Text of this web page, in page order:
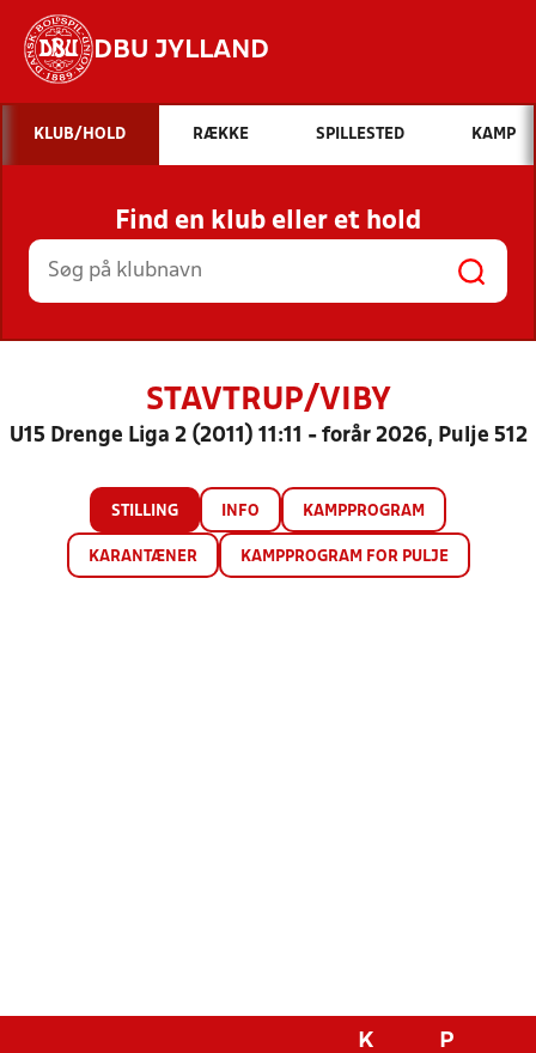
DBU JYLLAND
Hvad vil du søge efter?
INDHOLD OG NYHEDER
STILLINGER, RESULTATER, KLUBBER OG
HOLD
KLUB/HOLD RÆKKE SPILLESTED KAMP
Find en klub eller et hold
STAVTRUP/VIBY
U15 Drenge Liga 2 (2011) 11:11 - forår 2026, Pulje 512
STILLING INFO KAMPPROGRAM
KARANTÆNER KAMPPROGRAM FOR PULJE
K P